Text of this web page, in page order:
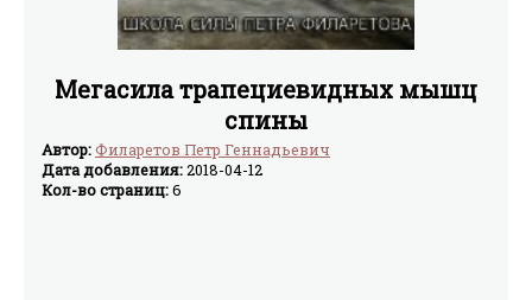
Мегасила трапециевидных мышц
спины
Автор:Филаретов Петр Геннадьевич
Дата добавления:2018-04-12
Кол-во страниц:6